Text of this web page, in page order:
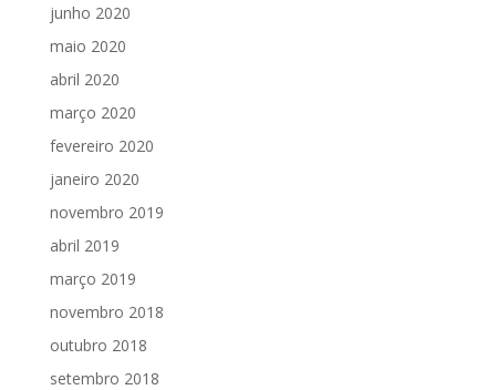
junho 2020
maio 2020
abril 2020
março 2020
fevereiro 2020
janeiro 2020
novembro 2019
abril 2019
março 2019
novembro 2018
outubro 2018
setembro 2018